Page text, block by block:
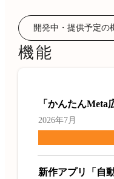
開発中・提供予定の
機能
「かんたんMeta
2026年7月
新作アプリ「自